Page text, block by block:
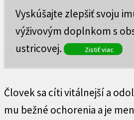
Vyskúšajte zlepšiť svoju
výživovým doplnkom s
ustricovej.
Zistiť viac
Človek sa cíti vitálnejší a
mu bežné ochorenia a je